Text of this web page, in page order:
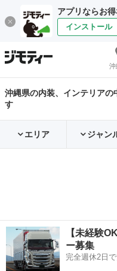
アプリならお
インストール
沖
沖縄県の内装、インテリアの
す
エリア ジャン
【未経験
ー募集
完全週休2日